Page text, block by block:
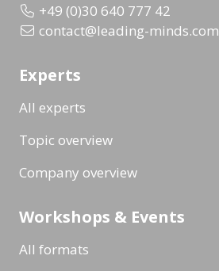
+49 (0)30 640 777 42
contact@leading-minds.com
Experts
All experts
Topic overview
Company overview
Workshops & Events
All formats